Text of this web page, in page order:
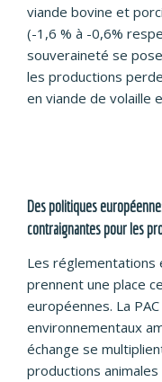
viande bovine et
(-1,6 % à -0,6%
souveraineté se
les productions
en viande de volaille
Des politiques
contraignantes pour les
Les réglementations
prennent une place
européennes. La
environnementaux
échange se
productions